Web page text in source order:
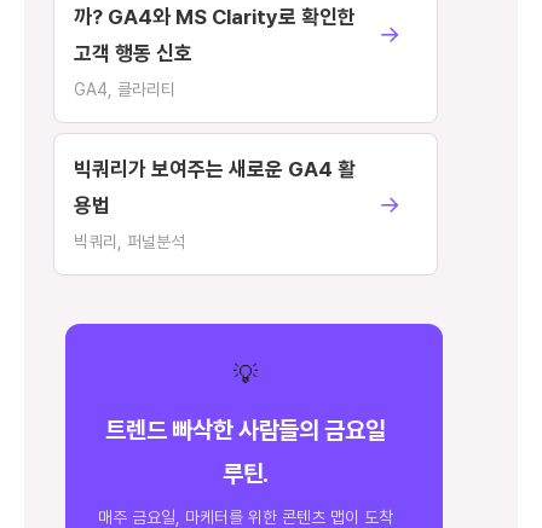
까? GA4와 MS Clarity로 확인한
고객 행동 신호
GA4, 클라리티
→
빅쿼리가 보여주는 새로운 GA4 활
용법
빅쿼리, 퍼널분석
→
💡
트렌드 빠삭한 사람들의 금요일
루틴.
매주 금요일, 마케터를 위한 콘텐츠 맵이 도착